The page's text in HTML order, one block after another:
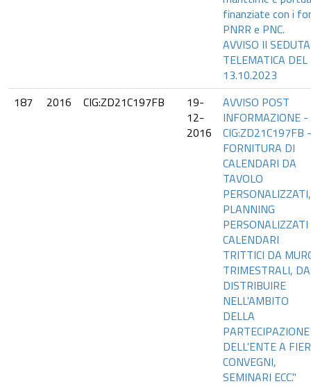
finanziate con i
PNRR e PNC.
AVVISO II SEDUTA
TELEMATICA DEL
13.10.2023
187
2016 CIG:ZD21C197FB
19-
12-
2016
AVVISO POST
INFORMAZIONE -
CIG:ZD21C197FB -
FORNITURA DI
CALENDARI DA
TAVOLO
PERSONALIZZATI,
PLANNING
PERSONALIZZATI
CALENDARI
TRITTICI DA
TRIMESTRALI, DA
DISTRIBUIRE
NELL'AMBITO
DELLA
PARTECIPAZIONE
DELL'ENTE A
CONVEGNI,
SEMINARI ECC."